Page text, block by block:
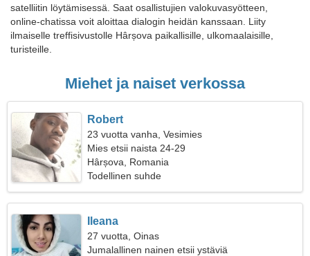
satelliitin löytämisessä. Saat osallistujien valokuvasyötteen,
online-chatissa voit aloittaa dialogin heidän kanssaan. Liity
ilmaiselle treffisivustolle Hârșova paikallisille, ulkomaalaisille,
turisteille.
Miehet ja naiset verkossa
Robert
23 vuotta vanha, Vesimies
Mies etsii naista 24-29
Hârșova, Romania
Todellinen suhde
Ileana
27 vuotta, Oinas
Jumalallinen nainen etsii ystäviä